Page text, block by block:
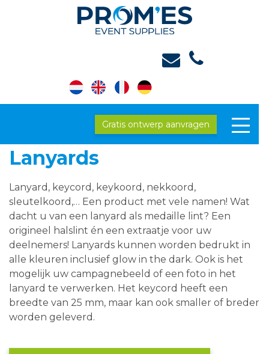
Gratis ontwerp aanvragen
Lanyards
Lanyard, keycord, keykoord, nekkoord,
sleutelkoord,… Een product met vele namen! Wat
dacht u van een lanyard als medaille lint? Een
origineel halslint én een extraatje voor uw
deelnemers! Lanyards kunnen worden bedrukt in
alle kleuren inclusief glow in the dark. Ook is het
mogelijk uw campagnebeeld of een foto in het
lanyard te verwerken. Het keycord heeft een
breedte van 25 mm, maar kan ook smaller of breder
worden geleverd.